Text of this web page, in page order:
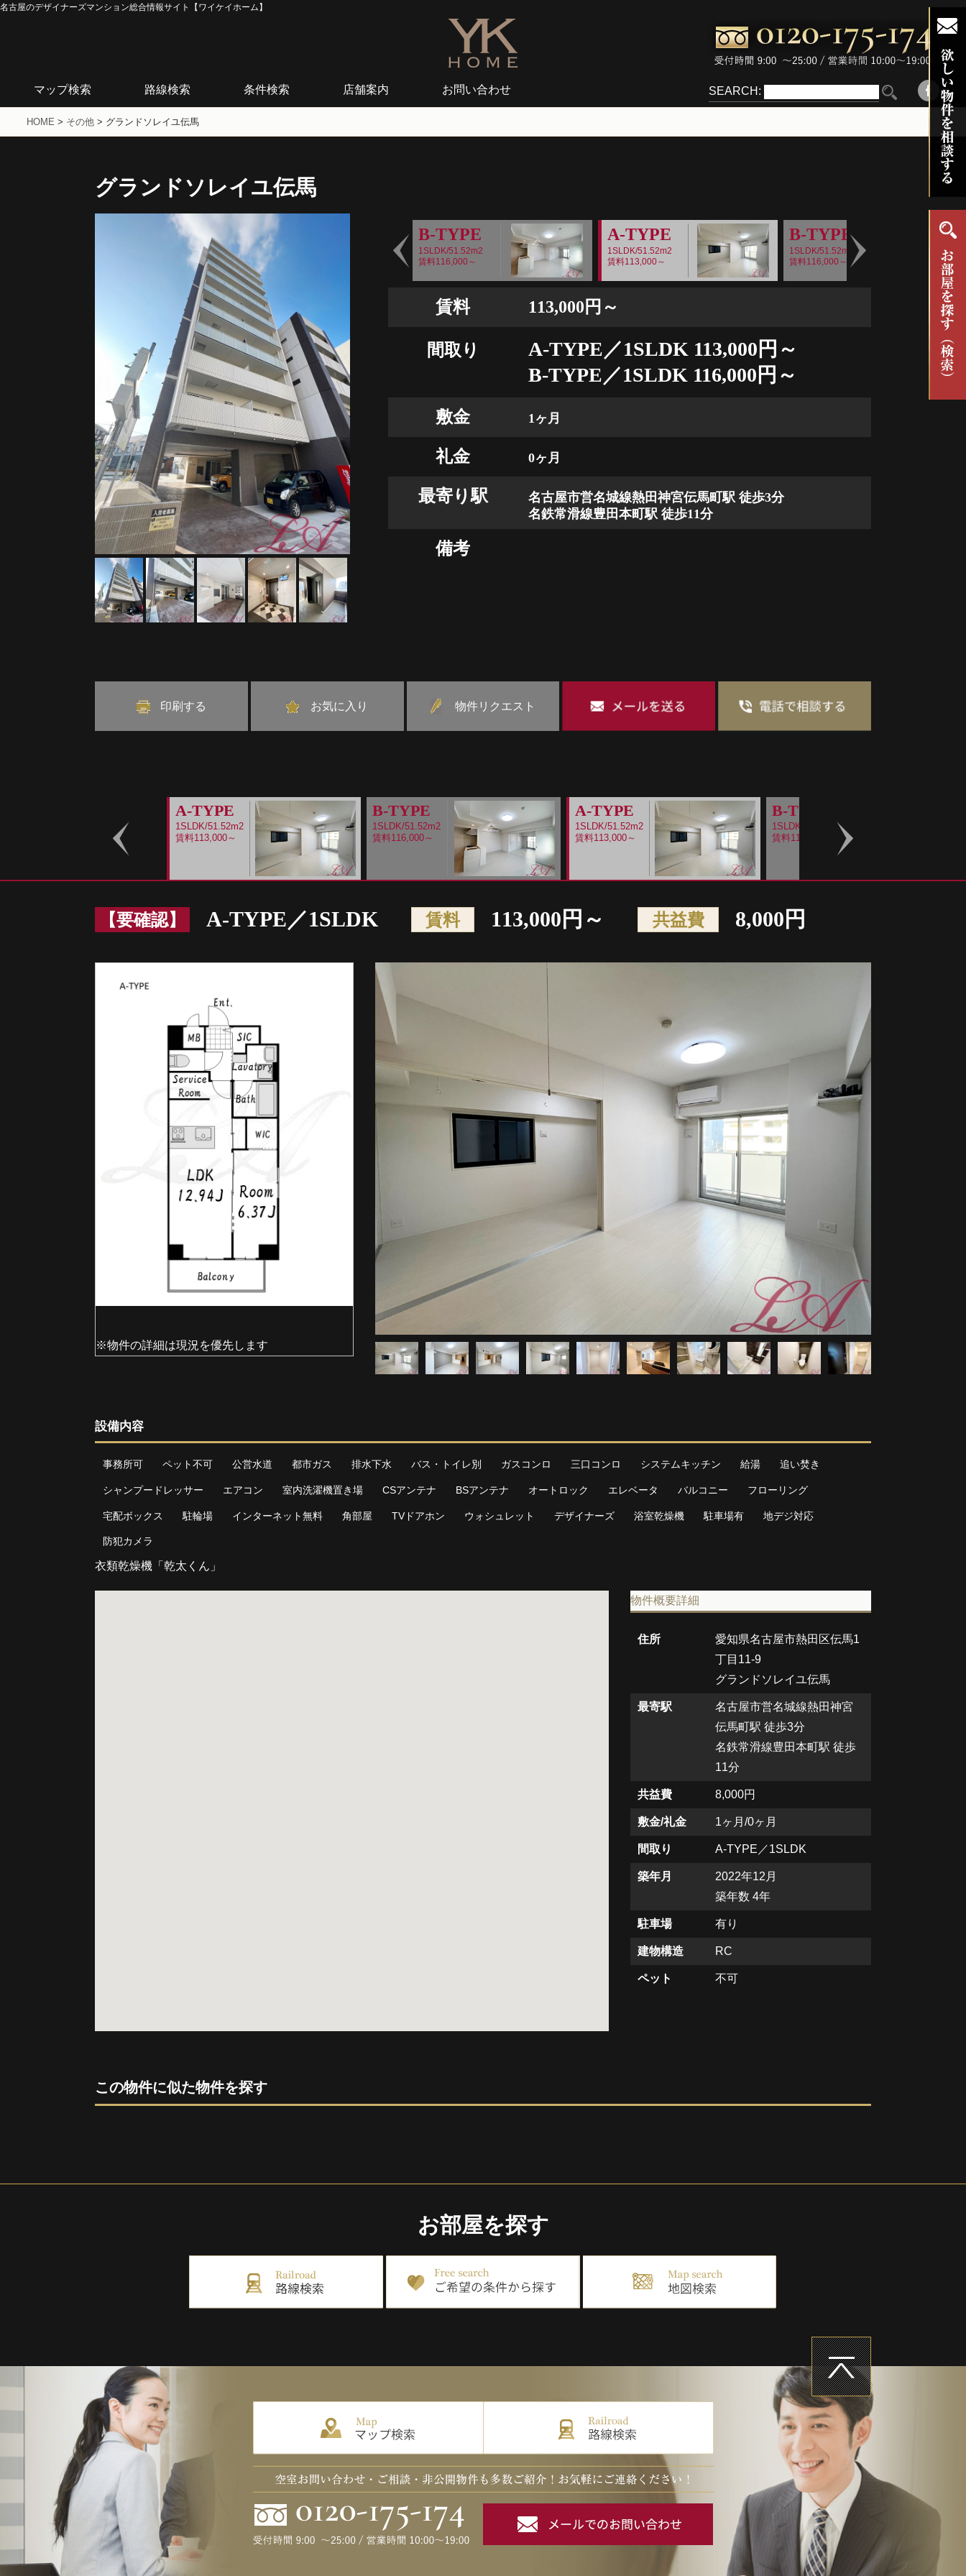
名古屋のデザイナーズマンション総合情報サイト【ワイケイホーム】
マップ検索 路線検索 条件検索 店舗案内 お問い合わせ SEARCH:
HOME > その他 > グランドソレイユ伝馬
グランドソレイユ伝馬
A-TYPE
1SLDK/51.52m2
賃料113,000～
B-TYPE
1SLDK/51.52m2
賃料116,000～
A-TYPE
1SLDK/51.52m2
賃料113,000～
B-TYPE
1SLDK/51.52m2
賃料116,000～
Prev
賃料 113,000円～
間取り
A-TYPE／1SLDK 113,000円～
B-TYPE／1SLDK 116,000円～
敷金 1ヶ月
礼金 0ヶ月
最寄り駅
名古屋市営名城線熱田神宮伝馬町駅 徒歩3分
名鉄常滑線豊田本町駅 徒歩11分
備考
印刷する お気に入り 物件リクエスト
A-TYPE
1SLDK/51.52m2
賃料113,000～
B-TYPE
1SLDK/51.52m2
賃料116,000～
A-TYPE
1SLDK/51.52m2
賃料113,000～
B-TYPE
1SLDK/51.52m2
賃料116,000～
【要確認】 A-TYPE／1SLDK 賃料 113,000円～ 共益費 8,000円
※物件の詳細は現況を優先します
設備内容
事務所可 ペット不可 公営水道 都市ガス 排水下水 バス・トイレ別 ガスコンロ 三口コンロ システムキッチン 給湯 追い焚き
シャンプードレッサー エアコン 室内洗濯機置き場 CSアンテナ BSアンテナ オートロック エレベータ バルコニー フローリング
宅配ボックス 駐輪場 インターネット無料 角部屋 TVドアホン ウォシュレット デザイナーズ 浴室乾燥機 駐車場有 地デジ対応
防犯カメラ
衣類乾燥機「乾太くん」
物件概要詳細
住所
愛知県名古屋市熱田区伝馬1
丁目11-9
グランドソレイユ伝馬
最寄駅
名古屋市営名城線熱田神宮
伝馬町駅 徒歩3分
名鉄常滑線豊田本町駅 徒歩
11分
共益費 8,000円
敷金/礼金 1ヶ月/0ヶ月
間取り A-TYPE／1SLDK
築年月
2022年12月
築年数 4年
駐車場 有り
建物構造 RC
ペット 不可
この物件に似た物件を探す
お部屋を探す